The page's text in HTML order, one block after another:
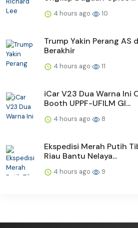
4 hours ago 10
Trump Yakin Perang AS
Berakhir
4 hours ago 11
iCar V23 Dua Warna Ini
Booth UPPF-UFILM GI...
4 hours ago 8
Ekspedisi Merah Putih
Riau Bantu Nelaya...
4 hours ago 9